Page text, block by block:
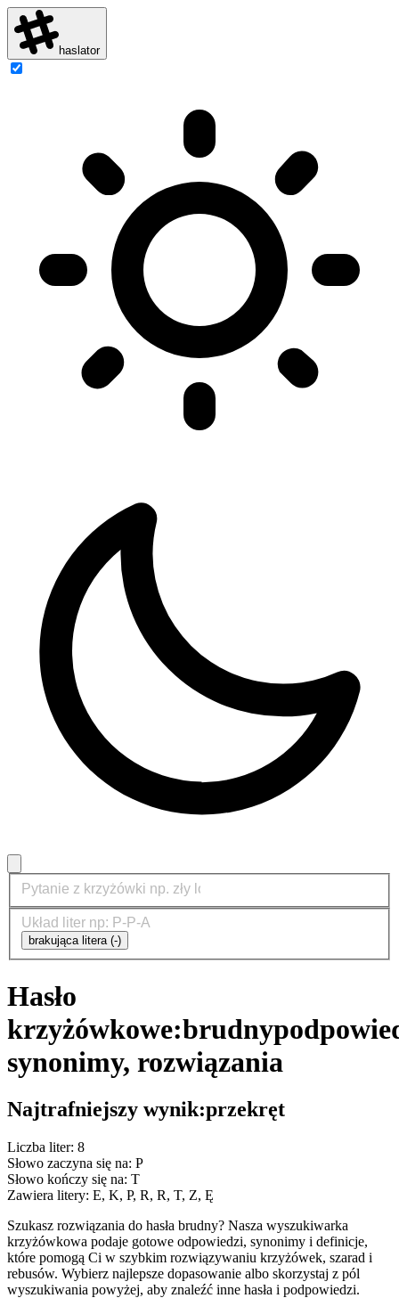
haslator
brakująca litera (-)
Hasło
krzyżówkowe:brudny
synonimy, rozwiązania
Najtrafniejszy wynik:przekręt
Liczba liter: 8
Słowo zaczyna się na: P
Słowo kończy się na: T
Zawiera litery: E, K, P, R, R, T, Z, Ę
Szukasz rozwiązania do hasła brudny? Nasza wyszukiwarka
krzyżówkowa podaje gotowe odpowiedzi, synonimy i definicje,
które pomogą Ci w szybkim rozwiązywaniu krzyżówek, szarad i
rebusów. Wybierz najlepsze dopasowanie albo skorzystaj z pól
wyszukiwania powyżej, aby znaleźć inne hasła i podpowiedzi.